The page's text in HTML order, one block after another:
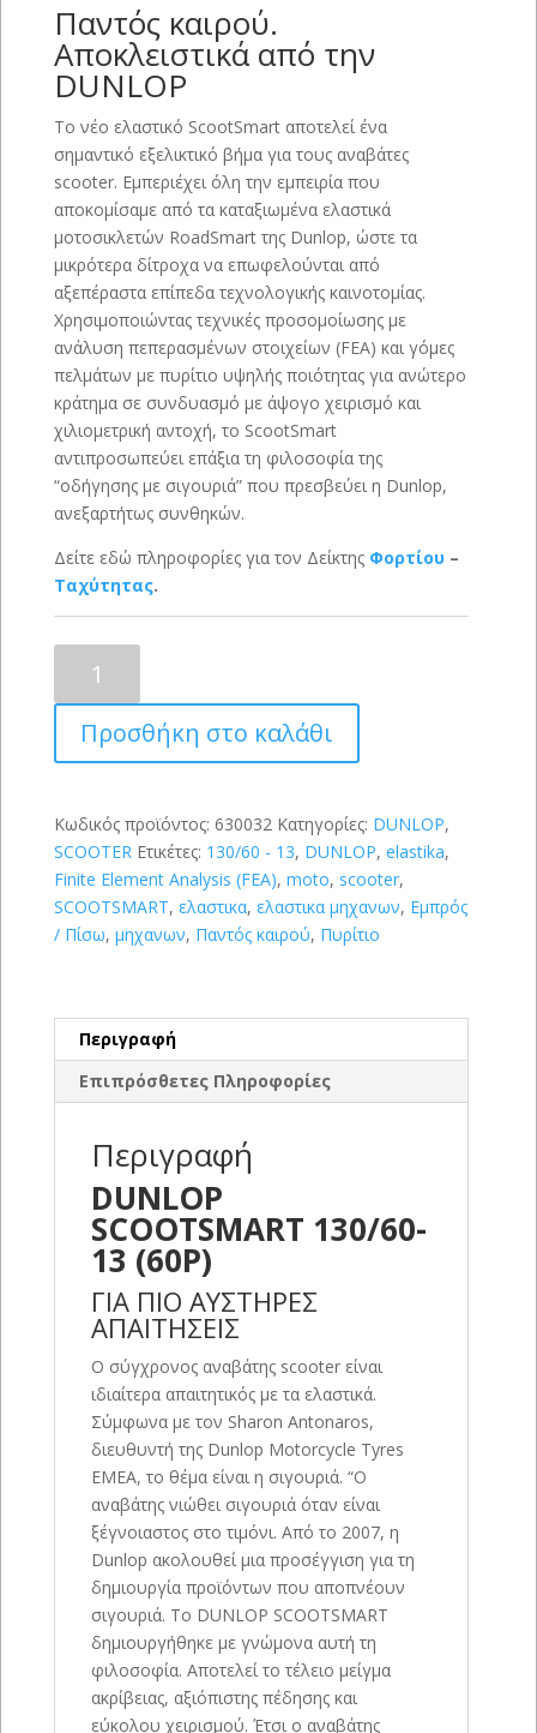
Παντός καιρού.
Αποκλειστικά από την
DUNLOP
Το νέο ελαστικό ScootSmart αποτελεί ένα
σημαντικό εξελικτικό βήμα για τους αναβάτες
scooter. Εμπεριέχει όλη την εμπειρία που
αποκομίσαμε από τα καταξιωμένα ελαστικά
μοτοσικλετών RoadSmart της Dunlop, ώστε τα
μικρότερα δίτροχα να επωφελούνται από
αξεπέραστα επίπεδα τεχνολογικής καινοτομίας.
Χρησιμοποιώντας τεχνικές προσομοίωσης με
ανάλυση πεπερασμένων στοιχείων (FEA) και γόμες
πελμάτων με πυρίτιο υψηλής ποιότητας για ανώτερο
κράτημα σε συνδυασμό με άψογο χειρισμό και
χιλιομετρική αντοχή, το ScootSmart
αντιπροσωπεύει επάξια τη φιλοσοφία της
“οδήγησης με σιγουριά” που πρεσβεύει η Dunlop,
ανεξαρτήτως συνθηκών.
Δείτε εδώ πληροφορίες για τον Δείκτης Φορτίου –
Ταχύτητας.
SCOOTSMART
130/60-
(60P)
Προσθήκη στο καλάθι
Κωδικός προϊόντος: 630032 Κατηγορίες: DUNLOP,
SCOOTER Ετικέτες: 130/60 - 13, DUNLOP, elastika,
Finite Element Analysis (FEA), moto, scooter,
SCOOTSMART, ελαστικα, ελαστικα μηχανων, Εμπρός
/ Πίσω, μηχανων, Παντός καιρού, Πυρίτιο
Περιγραφή
Επιπρόσθετες Πληροφορίες
Περιγραφή
DUNLOP
SCOOTSMART 130/60-
13 (60P)
ΓΙΑ ΠΙΟ ΑΥΣΤΗΡΕΣ
ΑΠΑΙΤΗΣΕΙΣ
Ο σύγχρονος αναβάτης scooter είναι
ιδιαίτερα απαιτητικός με τα ελαστικά.
Σύμφωνα με τον Sharon Antonaros,
διευθυντή της Dunlop Motorcycle Tyres
EMEA, το θέμα είναι η σιγουριά. “Ο
αναβάτης νιώθει σιγουριά όταν είναι
ξέγνοιαστος στο τιμόνι. Από το 2007, η
Dunlop ακολουθεί μια προσέγγιση για τη
δημιουργία προϊόντων που αποπνέουν
σιγουριά. Το DUNLOP SCOOTSMART
δημιουργήθηκε με γνώμονα αυτή τη
φιλοσοφία. Αποτελεί το τέλειο μείγμα
ακρίβειας, αξιόπιστης πέδησης και
εύκολου χειρισμού. Έτσι ο αναβάτης